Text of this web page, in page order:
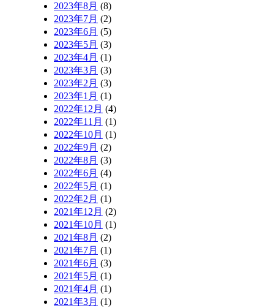
2023年8月 (8)
2023年7月 (2)
2023年6月 (5)
2023年5月 (3)
2023年4月 (1)
2023年3月 (3)
2023年2月 (3)
2023年1月 (1)
2022年12月 (4)
2022年11月 (1)
2022年10月 (1)
2022年9月 (2)
2022年8月 (3)
2022年6月 (4)
2022年5月 (1)
2022年2月 (1)
2021年12月 (2)
2021年10月 (1)
2021年8月 (2)
2021年7月 (1)
2021年6月 (3)
2021年5月 (1)
2021年4月 (1)
2021年3月 (1)